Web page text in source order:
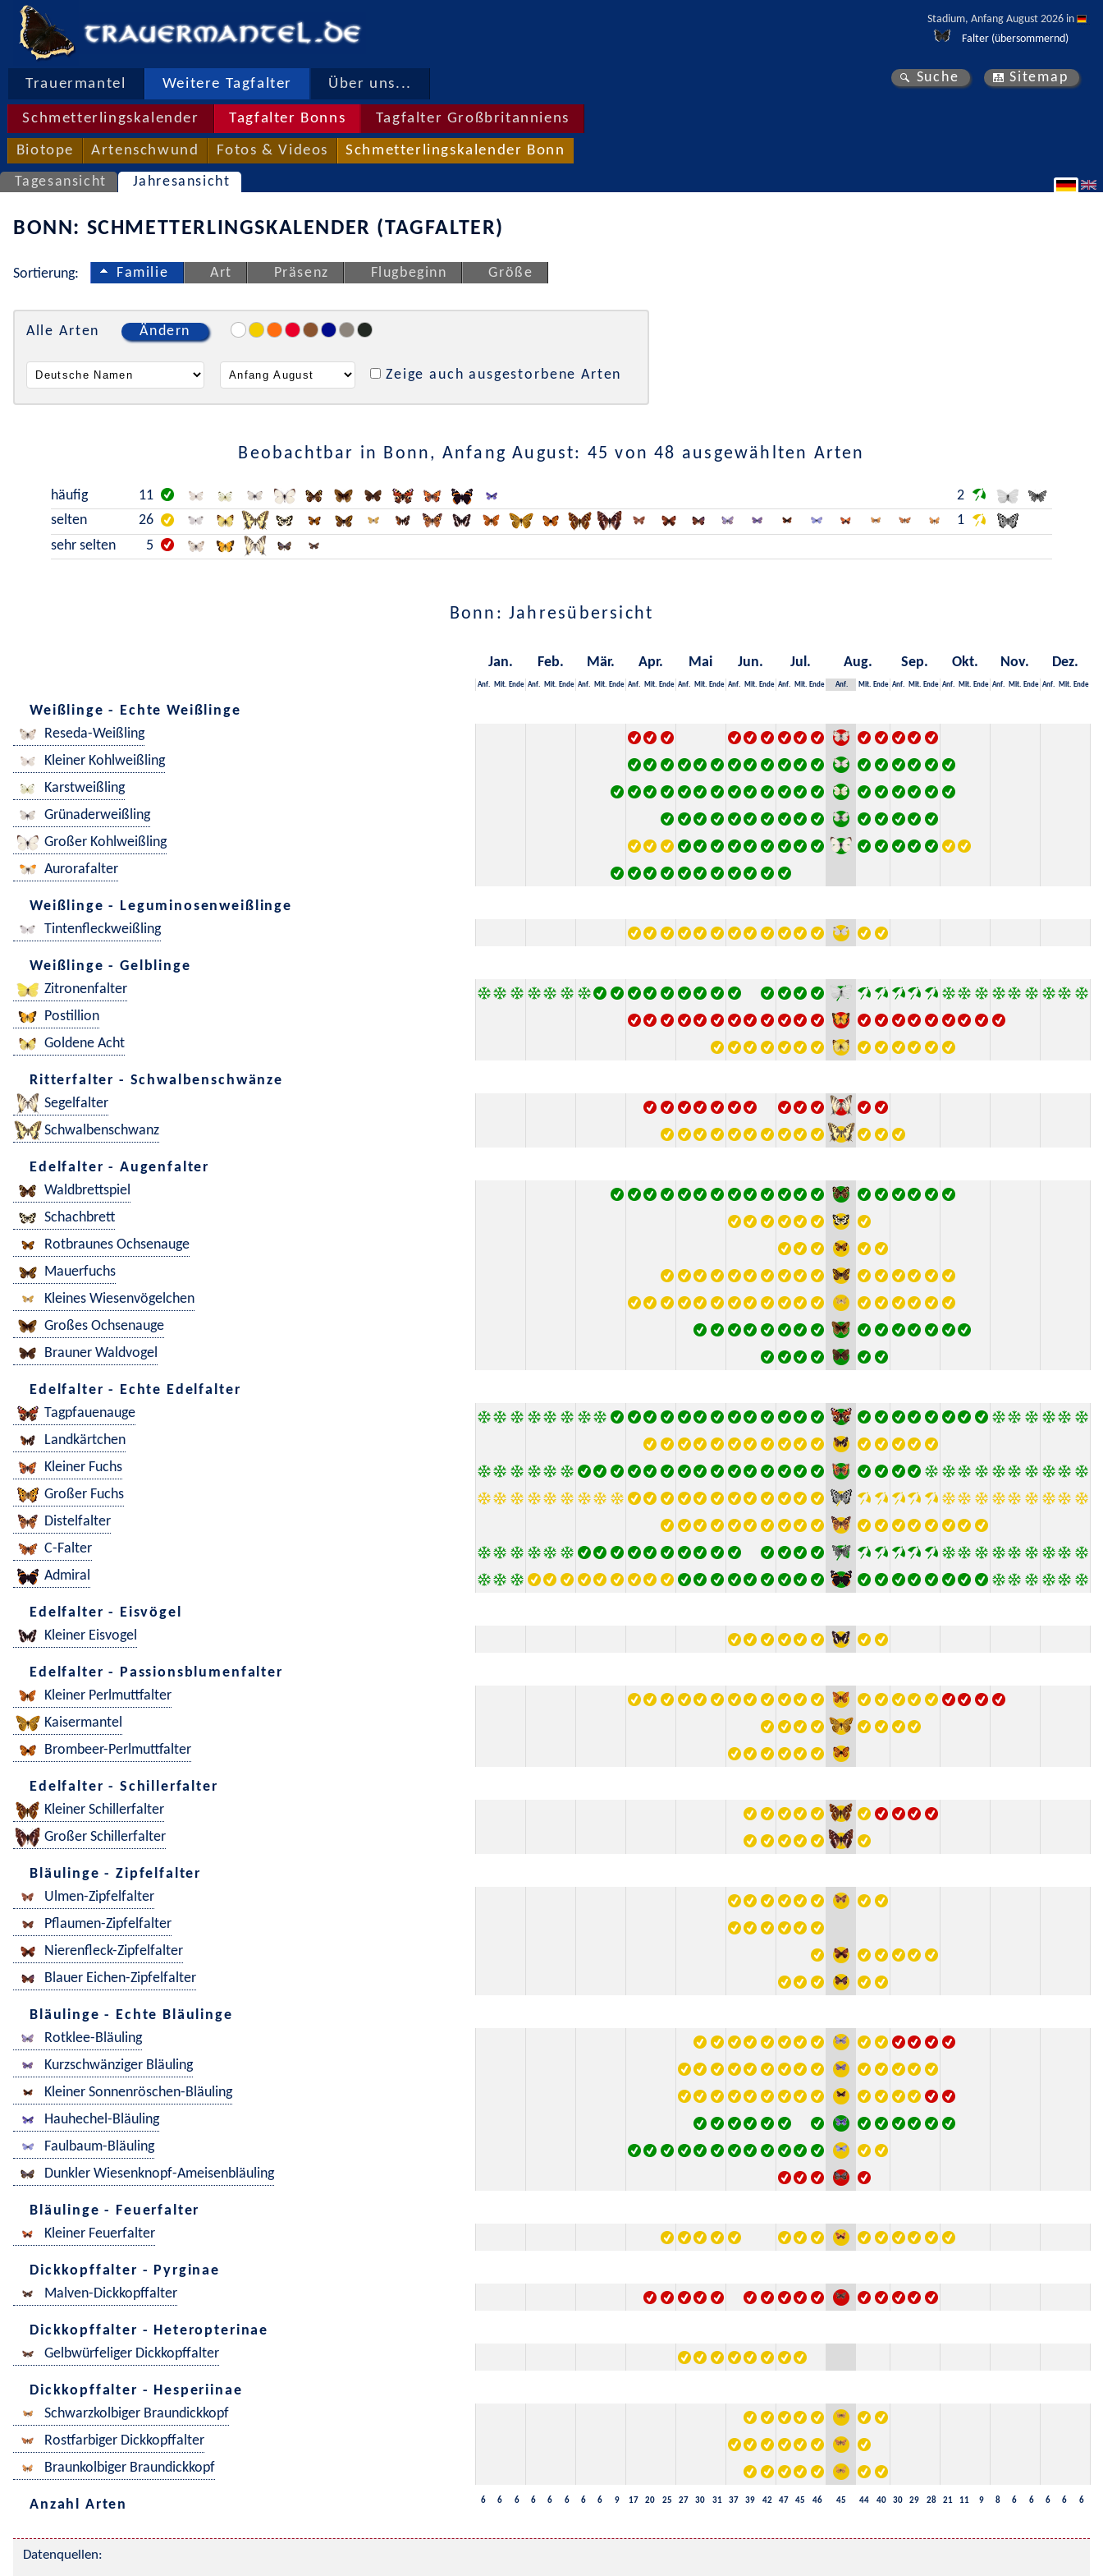
Stadium, Anfang August 2026 in
Falter (übersommernd)
Trauermantel Weitere Tagfalter Über uns...
Schmetterlingskalender Tagfalter Bonns Tagfalter Großbritanniens
Biotope Artenschwund Fotos & Videos Schmetterlingskalender Bonn
Suche Sitemap
Tagesansicht Jahresansicht
BONN: SCHMETTERLINGSKALENDER (TAGFALTER)
Sortierung: Familie Art Präsenz Flugbeginn Größe
Alle Arten Ändern
Zeige auch ausgestorbene Arten
Beobachtbar in Bonn, Anfang August: 45 von 48 ausgewählten Arten
häufig 11
2
selten
26
1
sehr selten
5
Bonn: Jahresübersicht
Jan. Feb. Mär. Apr. Mai Jun. Jul. Aug. Sep. Okt. Nov. Dez.
Anf. Mit. Ende Anf. Mit. Ende Anf. Mit. Ende Anf. Mit. Ende Anf. Mit. Ende Anf. Mit. Ende Anf. Mit. Ende Anf. Mit. Ende Anf. Mit. Ende Anf. Mit. Ende Anf. Mit. Ende Anf. Mit. Ende
Weißlinge - Echte Weißlinge
Reseda-Weißling
Kleiner Kohlweißling
Karstweißling
Grünaderweißling
Großer Kohlweißling
Aurorafalter
Weißlinge - Leguminosenweißlinge
Tintenfleckweißling
Weißlinge - Gelblinge
Zitronenfalter
Postillion
Goldene Acht
Ritterfalter - Schwalbenschwänze
Segelfalter
Schwalbenschwanz
Edelfalter - Augenfalter
Waldbrettspiel
Schachbrett
Rotbraunes Ochsenauge
Mauerfuchs
Kleines Wiesenvögelchen
Großes Ochsenauge
Brauner Waldvogel
Edelfalter - Echte Edelfalter
Tagpfauenauge
Landkärtchen
Kleiner Fuchs
Großer Fuchs
Distelfalter
C-Falter
Admiral
Edelfalter - Eisvögel
Kleiner Eisvogel
Edelfalter - Passionsblumenfalter
Kleiner Perlmuttfalter
Kaisermantel
Brombeer-Perlmuttfalter
Edelfalter - Schillerfalter
Kleiner Schillerfalter
Großer Schillerfalter
Bläulinge - Zipfelfalter
Ulmen-Zipfelfalter
Pflaumen-Zipfelfalter
Nierenfleck-Zipfelfalter
Blauer Eichen-Zipfelfalter
Bläulinge - Echte Bläulinge
Rotklee-Bläuling
Kurzschwänziger Bläuling
Kleiner Sonnenröschen-Bläuling
Hauhechel-Bläuling
Faulbaum-Bläuling
Dunkler Wiesenknopf-Ameisenbläuling
Bläulinge - Feuerfalter
Kleiner Feuerfalter
Dickkopffalter - Pyrginae
Malven-Dickkopffalter
Dickkopffalter - Heteropterinae
Gelbwürfeliger Dickkopffalter
Dickkopffalter - Hesperiinae
Schwarzkolbiger Braundickkopf
Rostfarbiger Dickkopffalter
Braunkolbiger Braundickkopf
Anzahl Arten 6 6 6 6 6 6 6 6 9 17 20 25 27 30 31 37 39 42 47 45 46 45 44 40 30 29 28 21 11 9 8 6 6 6 6 6
Datenquellen: